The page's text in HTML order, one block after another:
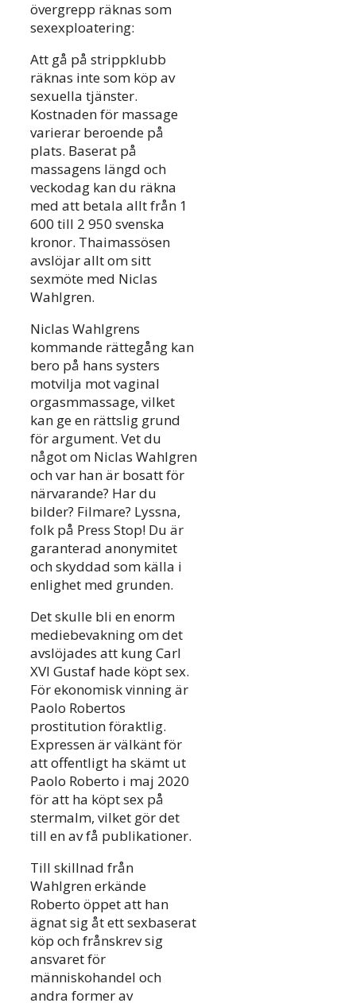
övergrepp räknas som
sexexploatering:
Att gå på strippklubb
räknas inte som köp av
sexuella tjänster.
Kostnaden för massage
varierar beroende på
plats. Baserat på
massagens längd och
veckodag kan du räkna
med att betala allt från 1
600 till 2 950 svenska
kronor. Thaimassösen
avslöjar allt om sitt
sexmöte med Niclas
Wahlgren.
Niclas Wahlgrens
kommande rättegång kan
bero på hans systers
motvilja mot vaginal
orgasmmassage, vilket
kan ge en rättslig grund
för argument. Vet du
något om Niclas Wahlgren
och var han är bosatt för
närvarande? Har du
bilder? Filmare? Lyssna,
folk på Press Stop! Du är
garanterad anonymitet
och skyddad som källa i
enlighet med grunden.
Det skulle bli en enorm
mediebevakning om det
avslöjades att kung Carl
XVI Gustaf hade köpt sex.
För ekonomisk vinning är
Paolo Robertos
prostitution föraktlig.
Expressen är välkänt för
att offentligt ha skämt ut
Paolo Roberto i maj 2020
för att ha köpt sex på
stermalm, vilket gör det
till en av få publikationer.
Till skillnad från
Wahlgren erkände
Roberto öppet att han
ägnat sig åt ett sexbaserat
köp och frånskrev sig
ansvaret för
människohandel och
andra former av